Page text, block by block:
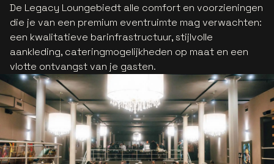
De Legacy Loungebiedt alle comfort en voorzieningen
die je van een premium eventruimte mag verwachten:
een kwalitatieve barinfrastructuur, stijlvolle
aankleding, cateringmogelijkheden op maat en een
vlotte ontvangst van je gasten.